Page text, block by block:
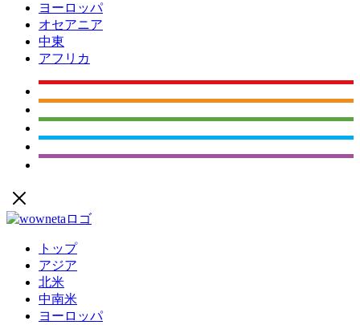
ヨーロッパ
オセアニア
中東
アフリカ
トップ
アジア
北米
中南米
ヨーロッパ